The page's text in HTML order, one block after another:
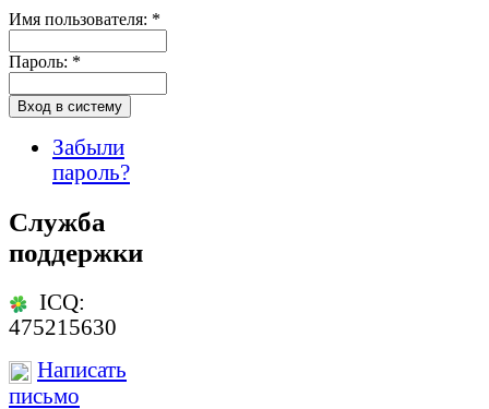
Имя пользователя: *
Пароль: *
Забыли
пароль?
Служба
поддержки
ICQ:
475215630
Написать
письмо